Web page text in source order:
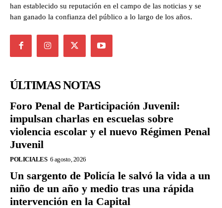
han establecido su reputación en el campo de las noticias y se
han ganado la confianza del público a lo largo de los años.
ÚLTIMAS NOTAS
Foro Penal de Participación Juvenil:
impulsan charlas en escuelas sobre
violencia escolar y el nuevo Régimen Penal
Juvenil
POLICIALES 6 agosto, 2026
Un sargento de Policía le salvó la vida a un
niño de un año y medio tras una rápida
intervención en la Capital